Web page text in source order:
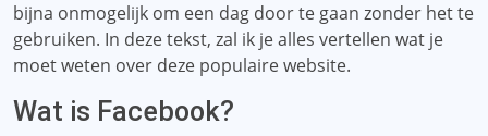
bijna onmogelijk om een ​​dag door te gaan zonder het te
gebruiken. In deze tekst, zal ik je alles vertellen wat je
moet weten over deze populaire website.
Wat is Facebook?